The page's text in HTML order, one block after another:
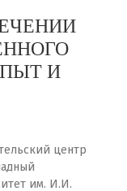
И
центр
им. И.И.